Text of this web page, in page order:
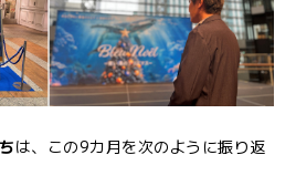
は、この9カ月を次のように振り返